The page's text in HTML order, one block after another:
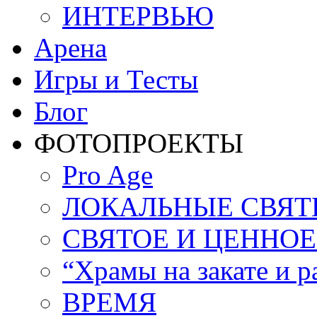
ИНТЕРВЬЮ
Арена
Игры и Тесты
Блог
ФОТОПРОЕКТЫ
Pro Age
ЛОКАЛЬНЫЕ
СВЯТОЕ И ЦЕННОЕ
“Храмы на закате и
ВРЕМЯ